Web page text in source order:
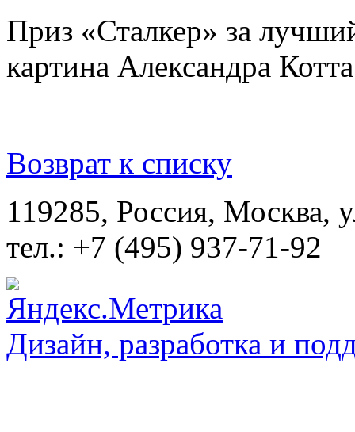
Приз «Сталкер» за
картина Александра
Возврат к списку
119285, Россия, Москва,
тел.: +7 (495) 937-71-92
Дизайн, разработка и